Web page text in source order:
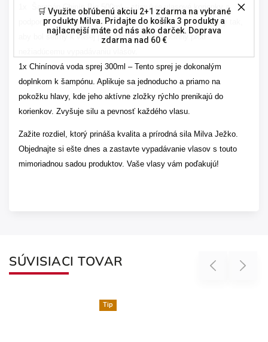
🛒 Využite obľúbenú akciu 2+1 zdarma na vybrané
produkty Milva. Pridajte do košíka 3 produkty a
najlacnejší máte od nás ako darček. Doprava
zdarma nad 60 €
1x Šampón Chinín Big 500ml – stimuluje vlasové korienky a
podporuje rast nových, silných vlasov. Šampón je navrhnutý tak,
aby bol šetrný k vašej pokožke a zároveň účinný proti
1x Chinínová voda sprej 300ml – Tento sprej je dokonalým
doplnkom k šampónu. Aplikuje sa jednoducho a priamo na
pokožku hlavy, kde jeho aktívne zložky rýchlo prenikajú do
korienkov. Zvyšuje silu a pevnosť každého vlasu.
Zažite rozdiel, ktorý prináša kvalita a prírodná sila Milva Ježko.
Objednajte si ešte dnes a zastavte vypadávanie vlasov s touto
mimoriadnou sadou produktov. Vaše vlasy vám poďakujú!
SÚVISIACI TOVAR Previous
Tip
Next